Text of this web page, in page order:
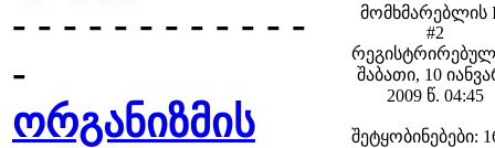
- - - - - - - - - - - -
-
ორგანიზმის
მომხმარებლის
#2
შაბათი, 10
2009 წ. 04:45
შეტყობინებები: